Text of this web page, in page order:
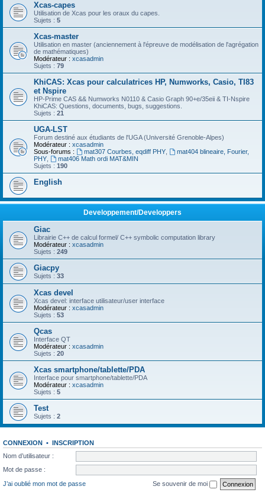
Xcas-capes
Utilisation de Xcas pour les oraux du capes.
Sujets : 5
Xcas-master
Utilisation en master (anciennement à l'épreuve de modélisation de l'agrégation
de mathématiques)
Modérateur : xcasadmin
Sujets : 79
KhiCAS: Xcas pour calculatrices HP, Numworks, Casio, TI83
et Nspire
HP-Prime CAS && Numworks N0110 & Casio Graph 90+e/35eii & TI-Nspire
KhiCAS: Questions, documents, bugs, suggestions.
Sujets : 21
UGA-LST
Forum destiné aux étudiants de l'UGA (Université Grenoble-Alpes)
Modérateur : xcasadmin
Sous-forums :
mat307 Courbes, eqdiff PHY,
mat404 blineaire, Fourier,
PHY
mat406 Math ordi MAT&MIN
Sujets : 190
English
Developpement/Developpers
Giac
Librairie C++ de calcul formel/ C++ symbolic computation library
Modérateur : xcasadmin
Sujets : 249
Giacpy
Sujets : 33
Xcas devel
Xcas devel: interface utilisateur/user interface
Modérateur : xcasadmin
Sujets : 53
Qcas
Interface QT
Modérateur : xcasadmin
Sujets : 20
Xcas smartphone/tablette/PDA
Interface pour smartphone/tablette/PDA
Modérateur : xcasadmin
Sujets : 5
Test
Sujets : 2
CONNEXION • INSCRIPTION
Nom d’utilisateur :
Mot de passe :
J’ai oublié mon mot de passe
Se souvenir de moi